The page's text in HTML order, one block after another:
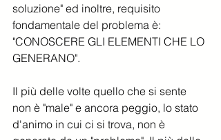
soluzione" ed inoltre, requisito
fondamentale del problema è:
"CONOSCERE GLI ELEMENTI CHE LO
GENERANO".
Il più delle volte quello che si sente
non è "male" e ancora peggio, lo stato
d'animo in cui ci si trova, non è